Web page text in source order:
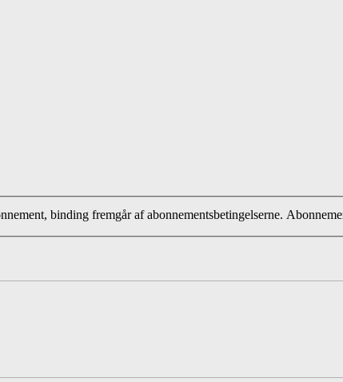
binding fremgår af abonnementsbetingelserne.